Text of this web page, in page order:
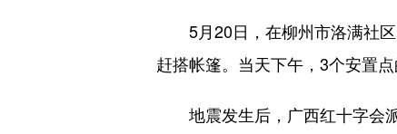
5月20日，在柳州市洛满社区
赶搭帐篷。当天下午，3个安置
地震发生后，广西红十字会派